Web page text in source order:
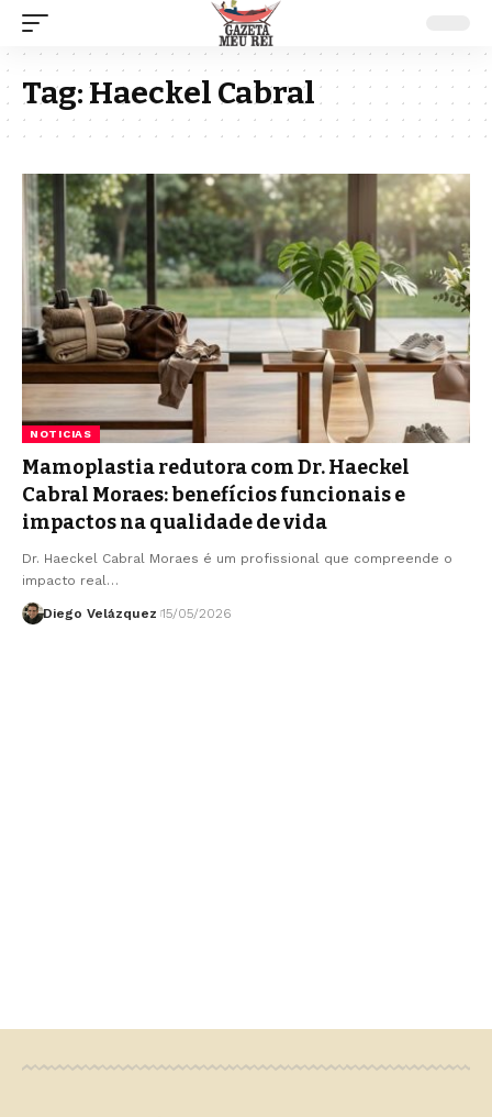
Tag:Haeckel Cabral
NOTICIAS
Mamoplastia redutora com Dr. Haeckel
Cabral Moraes: benefícios funcionais e
impactos na qualidade de vida
Dr. Haeckel Cabral Moraes é um profissional que compreende o
impacto real…
Diego Velázquez 15/05/2026